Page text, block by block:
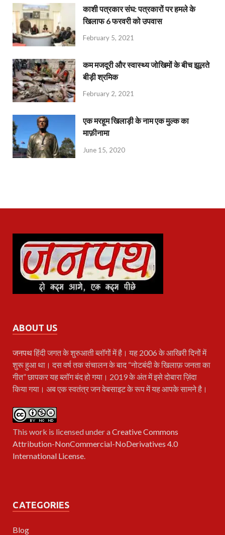
काशी पत्रकार संघ: पत्रकारों पर हमले के
खिलाफ 6 फरवरी को उपवास
February 5, 2021
कम मजदूरी और स्वास्थ्य जोखिमों के बीच झूलते
बीड़ी श्रमिक
February 2, 2021
एक मरहूम खिलाड़ी के नाम एक मुल्क का
माफ़ीनामा
June 15, 2020
ABOUT US
जनपथहिंदी जगत के शुरुआती ब्लॉगों में है। यह 2006 के आखिरी दिनों में
शुरू हुआ था। दस वर्ष तक संचालन के बाद “नोटबंदी के खिलाफ़ जनता का
गीत” छापकर यह ब्लॉग बंद हो गया। 2019 के अंत में इसे दोबारा ज़िंदा
किया गया। अब एक स्वतंत्र जन वेबसाइट के रूप में यह आपके सामने है।
This work is licensed under aCreative Commons
Attribution-NonCommercial-NoDerivatives 4.0
International License.
CATEGORIES
Blog